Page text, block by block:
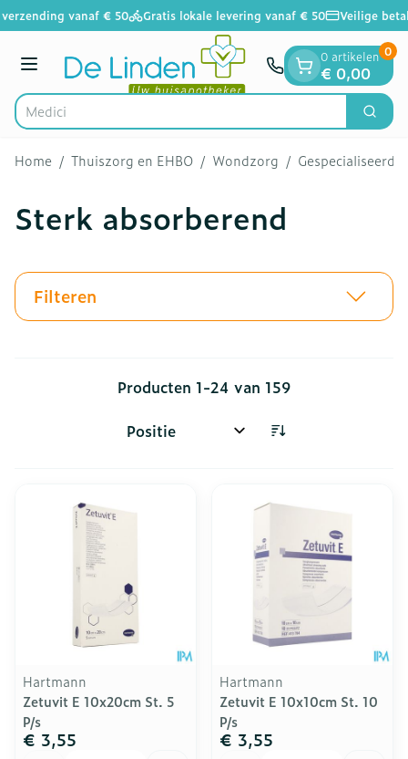
Ga naar de inhoud
1 van 1vanaf € 50 Gratis lokale levering vanaf € 50 Veilige
Menu
Product, merk, categorie...
V Zoek
0 artikelen
€ 0,00
0
Home / Thuiszorg en EHBO / Wondzorg /
Sterk absorberend
Filteren
Producten 1-24 van 159
Sorteer op:
Hartmann
Zetuvit E 10x20cm St. 5
P/s
€ 3,55
Hartmann
Zetuvit E 10x10cm St. 10
P/s
€ 3,55